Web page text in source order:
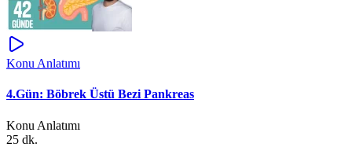
Konu Anlatımı
4.Gün: Böbrek Üstü Bezi Pankreas
Konu Anlatımı
25 dk.